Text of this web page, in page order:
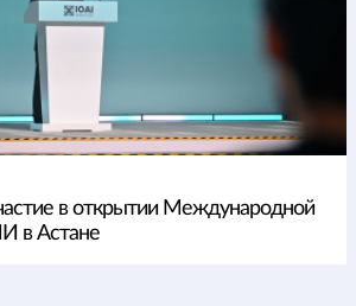
в открытии Международной
в Астане